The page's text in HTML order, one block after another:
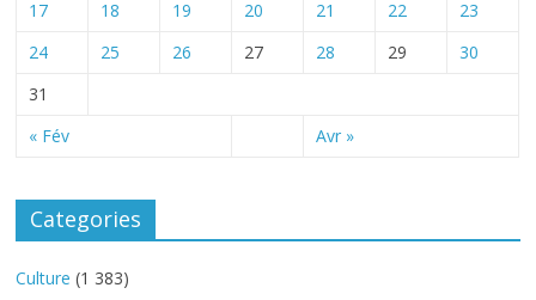
« Fév Avr »
17
18 19 20 21 22
23
24
25 26 27 28 29
30
31
Categories
Culture (1 383)